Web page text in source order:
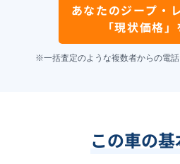
あなたのジープ・
「現状価格
※一括査定のような複数者からの電
この車の